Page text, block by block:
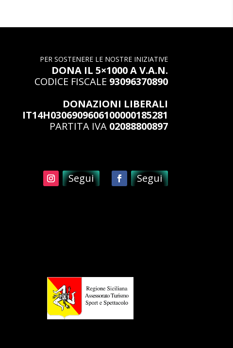
PER SOSTENERE LE NOSTRE INIZIATIVE
DONA IL 5×1000 A V.A.N.
CODICE FISCALE 93096370890
DONAZIONI LIBERALI
IT14H0306909606100000185281
PARTITA IVA 02088800897
Segui Segui